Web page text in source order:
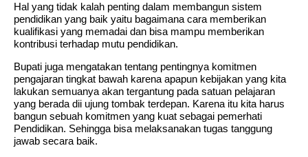
Hal yang tidak kalah penting dalam membangun sistem
pendidikan yang baik yaitu bagaimana cara memberikan
kualifikasi yang memadai dan bisa mampu memberikan
kontribusi terhadap mutu pendidikan.
Bupati juga mengatakan tentang pentingnya komitmen
pengajaran tingkat bawah karena apapun kebijakan yang kita
lakukan semuanya akan tergantung pada satuan pelajaran
yang berada dii ujung tombak terdepan. Karena itu kita harus
bangun sebuah komitmen yang kuat sebagai pemerhati
Pendidikan. Sehingga bisa melaksanakan tugas tanggung
jawab secara baik.